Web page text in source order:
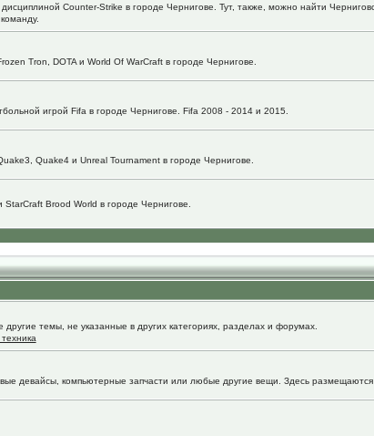
Counter-Strike в городе Чернигове. Тут, также, можно найти
Tron, DOTA и World Of WarCraft в городе Чернигове.
игрой Fifa в городе Чернигове. Fifa 2008 - 2014 и 2015.
Quake4 и Unreal Tournament в городе Чернигове.
Brood World в городе Чернигове.
темы, не указанные в других категориях, разделах и форумах.
девайсы, компьютерные запчасти или любые другие вещи. Здесь размещаются